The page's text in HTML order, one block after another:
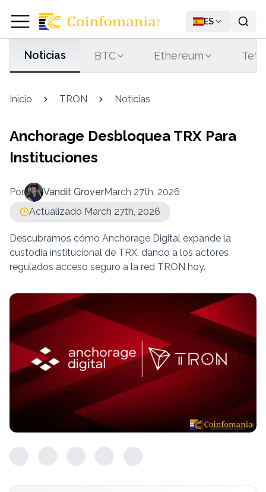
ES
Noticias BTC Ethereum
Inicio TRON Noticias
Anchorage Desbloquea TRX Para
Instituciones
Por Vandit GroverMarch 27th, 2026
Actualizado March 27th, 2026
Descubramos cómo Anchorage Digital expande la
custodia institucional de TRX, dando a los actores
regulados acceso seguro a la red TRON hoy.